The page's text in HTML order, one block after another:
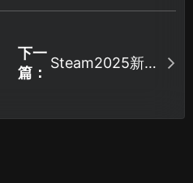
下一
篇：
Steam2025新